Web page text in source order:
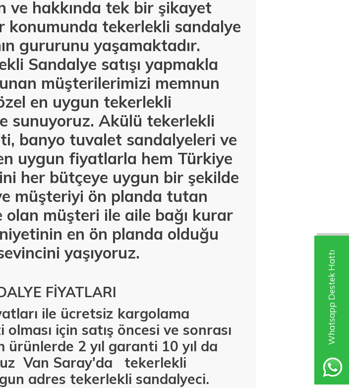
Whatsapp Destek Hattı
ve hakkında tek bir şikayet
konumunda tekerlekli sandalye
gururunu yaşamaktadır.
Sandalye satışı yapmakla
müşterilerimizi memnun
en uygun tekerlekli
sunuyoruz. Akülü tekerlekli
banyo tuvalet sandalyeleri ve
uygun fiyatlarla hem Türkiye
her bütçeye uygun bir şekilde
müşteriyi ön planda tutan
olan müşteri ile aile bağı kurar
en ön planda olduğu
yaşıyoruz.
FİYATLARI
ile ücretsiz kargolama
için satış öncesi ve sonrası
2 yıl garanti 10 yıl da
Van Saray'da tekerlekli
adres tekerlekli sandalyeci.